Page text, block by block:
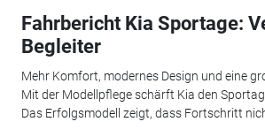
Fahrbericht Kia Sportage:
Begleiter
Mehr Komfort, modernes Design und eine
Mit der Modellpflege schärft Kia den
Das Erfolgsmodell zeigt, dass Fortschritt